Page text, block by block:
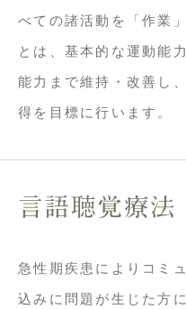
べての諸活動を「作業
とは、基本的な運動能
能力まで維持・改善し
得を目標に行います。
言語聴覚療法
急性期疾患によりコミ
込みに問題が生じた方